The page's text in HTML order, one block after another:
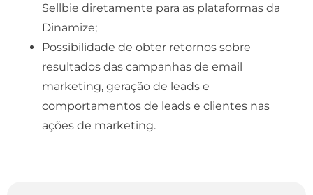
Sellbie diretamente para as plataformas da
Dinamize;
Possibilidade de obter retornos sobre
resultados das campanhas de email
marketing, geração de leads e
comportamentos de leads e clientes nas
ações de marketing.